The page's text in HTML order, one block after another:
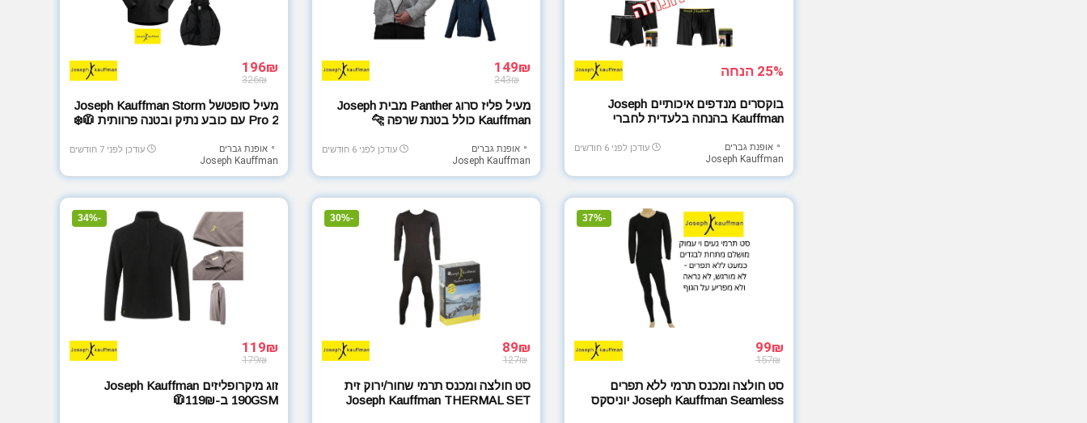
25% הנחה
בוקסרים מנדפים איכותיים Joseph
Kauffman בהנחה בלעדית לחברי
אופנת גברים
Joseph Kauffman
עודכן לפני 6 חודשים
149₪
243₪
מעיל פליז סרוג Panther מבית Joseph
Kauffman כולל בטנת שרפה 🐆
אופנת גברים
Joseph Kauffman
עודכן לפני 6 חודשים
196₪
326₪
מעיל סופטשל Joseph Kauffman Storm
Pro 2 עם כובע נתיק ובטנה פרוותית 🧥❄️
אופנת גברים
Joseph Kauffman
עודכן לפני 7 חודשים
-37%
99₪
157₪
סט חולצה ומכנס תרמי ללא תפרים
Joseph Kauffman Seamless יוניסקס
-30%
89₪
127₪
סט חולצה ומכנס תרמי שחור/ירוק זית
Joseph Kauffman THERMAL SET
-34%
119₪
179₪
זוג מיקרופליזים Joseph Kauffman
190GSM ב-119₪🧥